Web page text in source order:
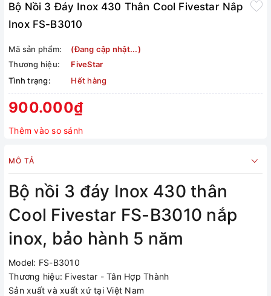
Bộ Nồi 3 Đáy Inox 430 Thân Cool Fivestar Nắp
Inox FS-B3010
Mã sản phẩm:
(Đang cập nhật...)
Thương hiệu:
FiveStar
Tình trạng:
Hết hàng
900.000₫
Thêm vào so sánh
MÔ TẢ
Bộ nồi 3 đáy Inox 430 thân
Cool Fivestar FS-B3010 nắp
inox, bảo hành 5 năm
Model: FS-B3010
Thương hiệu: Fivestar - Tân Hợp Thành
Sản xuất và xuất xứ tại Việt Nam